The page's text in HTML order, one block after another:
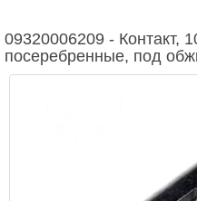
09320006209 - Контакт,
посеребренные, под